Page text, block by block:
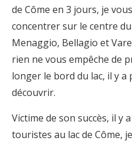
de Côme en 3 jours, je
concentrer sur le centre
Menaggio, Bellagio et
rien ne vous empêche de
longer le bord du lac, il y a
découvrir.
Victime de son succès, il y
touristes au lac de Côme,